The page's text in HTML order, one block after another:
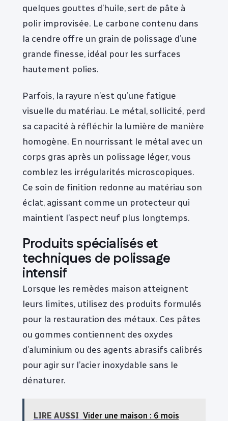
quelques gouttes d’huile, sert de pâte à
polir improvisée. Le carbone contenu dans
la cendre offre un grain de polissage d’une
grande finesse, idéal pour les surfaces
hautement polies.
Parfois, la rayure n’est qu’une fatigue
visuelle du matériau. Le métal, sollicité, perd
sa capacité à réfléchir la lumière de manière
homogène. En nourrissant le métal avec un
corps gras après un polissage léger, vous
comblez les irrégularités microscopiques.
Ce soin de finition redonne au matériau son
éclat, agissant comme un protecteur qui
maintient l’aspect neuf plus longtemps.
Produits spécialisés et
techniques de polissage
intensif
Lorsque les remèdes maison atteignent
leurs limites, utilisez des produits formulés
pour la restauration des métaux. Ces pâtes
ou gommes contiennent des oxydes
d’aluminium ou des agents abrasifs calibrés
pour agir sur l’acier inoxydable sans le
dénaturer.
LIRE AUSSI Vider une maison : 6 mois